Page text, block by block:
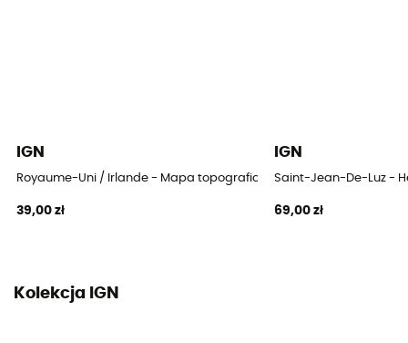
IGN
Royaume-Uni / Irlande - Mapa topograficzna
39,00 zł
IGN
Saint-Jean-De-Luz -
69,00 zł
Kolekcja IGN